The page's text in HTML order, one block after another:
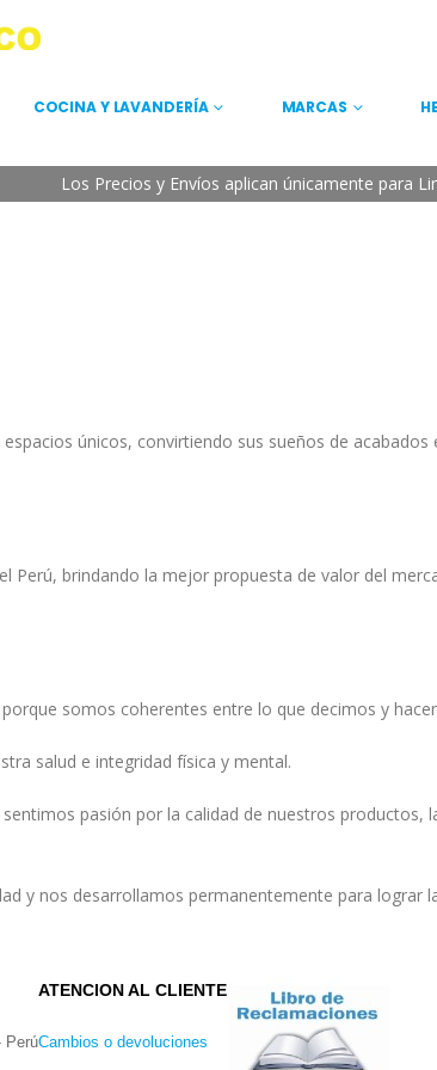
COCINA Y LAVANDERÍA MARCAS
Los Precios y Envíos aplican únicamente para
únicos, convirtiendo sus sueños de
Perú, brindando la mejor propuesta de valor del
somos coherentes entre lo que decimos y
salud e integridad física y mental.
pasión por la calidad de nuestros
y nos desarrollamos permanentemente para lograr
Perú
ATENCION AL CLIENTE
Cambios o devoluciones